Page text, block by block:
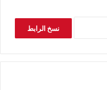
نسخ الرابط